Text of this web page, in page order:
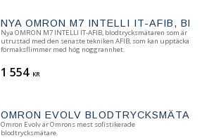
​NYA OMRON M7 INTELLI IT-AFIB,
​Nya OMRON M7 INTELLI IT-AFIB, blodtrycksmätaren som är
utrustad med den senaste tekniken AFIB, som kan upptäcka
förmaksflimmer med hög noggrannhet.
1 554 KR
OMRON EVOLV BLODTRYCKSMÄTARE
Omron Evolv är Omrons mest sofistikerade
blodtrycksmätare.